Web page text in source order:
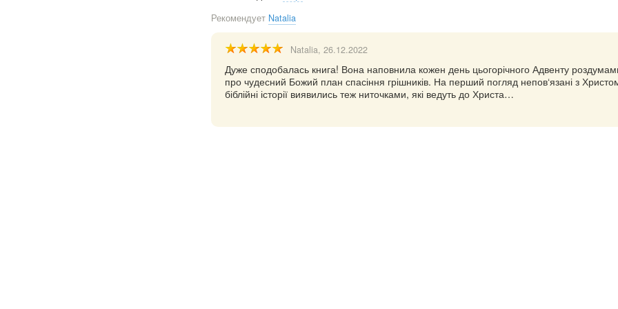
Рекомендует Natalia
Natalia, 26.12.2022
Дуже сподобалась книга! Вона наповнила кожен день цьогорічного Адвенту
про чудесний Божий план спасіння грішників. На перший погляд непов‘язані з
біблійні історії виявились теж ниточками, які ведуть до Христа…